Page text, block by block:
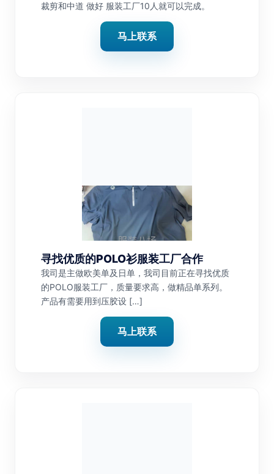
裁剪和中道 做好 服装工厂10人就可以完成。
马上联系
寻找优质的POLO衫服装工厂合作
我司是主做欧美单及日单，我司目前正在寻找优质
的POLO服装工厂，质量要求高，做精品单系列。
产品有需要用到压胶设 […]
马上联系